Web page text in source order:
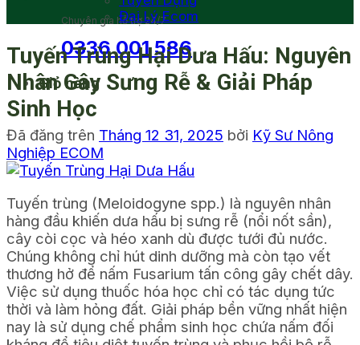
Chuyên gia hỗ trợ 24/7
0336 001 586
Giỏ hàng
Đại Lý Ecom
Tuyến Trùng Hại Dưa Hấu: Nguyên
Nhân Gây Sưng Rễ & Giải Pháp
Sinh Học
Đã đăng trên Tháng 12 31, 2025 bởi Kỹ Sư Nông
Nghiệp ECOM
Tuyến trùng (Meloidogyne spp.) là nguyên nhân
hàng đầu khiến dưa hấu bị sưng rễ (nổi nốt sần),
cây còi cọc và héo xanh dù được tưới đủ nước.
Chúng không chỉ hút dinh dưỡng mà còn tạo vết
thương hở để nấm Fusarium tấn công gây chết dây.
Việc sử dụng thuốc hóa học chỉ có tác dụng tức
thời và làm hỏng đất. Giải pháp bền vững nhất hiện
nay là sử dụng chế phẩm sinh học chứa nấm đối